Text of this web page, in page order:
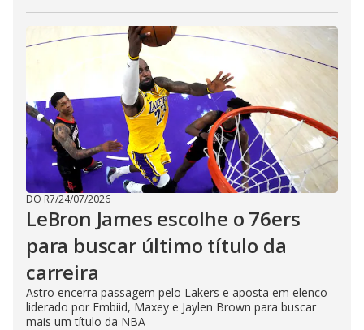
DO R7/24/07/2026
LeBron James escolhe o 76ers
para buscar último título da
carreira
Astro encerra passagem pelo Lakers e aposta em elenco
liderado por Embiid, Maxey e Jaylen Brown para buscar
mais um título da NBA